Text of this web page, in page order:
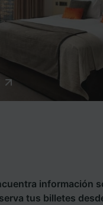
información
tus billetes